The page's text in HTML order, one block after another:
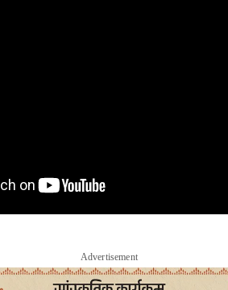
Advertisement